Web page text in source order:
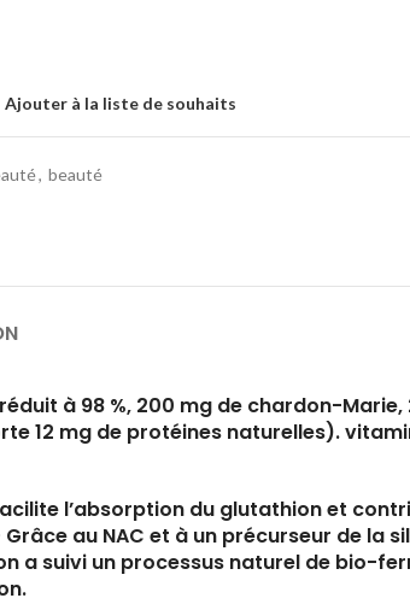
Ajouter à la liste de souhaits
, beauté
à 98 %, 200 mg de chardon-Marie,
12 mg de protéines naturelles).
l’absorption du glutathion et
au NAC et à un précurseur de la
a suivi un processus naturel de bio-